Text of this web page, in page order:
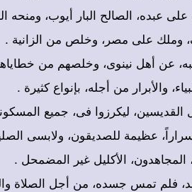
عبده، الصالح البار أيوب، ومنحه
وملك على مصر، وخلص من الزانية .
عن أهل نينوى، وخلصهم من
والأبرار من أجله، بإنواع كثيرة .
ليكرزوا فى، جميع
عظيمة للصديقون، ولابسى
المجاهدون، الأكليل غير المضمحل .
فلم تمس جسده، من أجل الصلاة